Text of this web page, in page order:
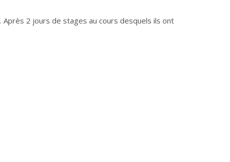
. Après 2 jours de stages au cours desquels ils ont